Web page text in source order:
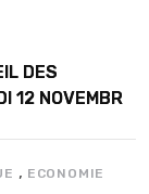
DES
12 NOVEMBRE
, ECONOMIE